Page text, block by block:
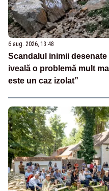
6 aug. 2026, 13:48
Scandalul inimii
iveală o problemă mult
este un caz izolat”